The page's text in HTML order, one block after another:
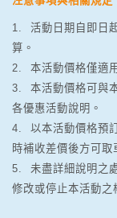
1. 活動日期自即日
算。
2. 本活動價格僅適
3. 本活動價格可與
各優惠活動說明。
4. 以本活動價格預
時補收差價後方可取
5. 未盡詳細說明之
修改或停止本活動之